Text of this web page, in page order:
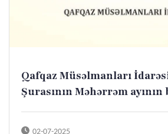
Qafqaz Müsəlmanları
Şurasının Məhərrəm ayının
02-07-2025